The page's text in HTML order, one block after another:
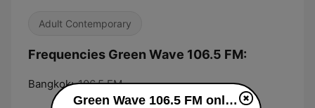
Adult Contemporary
Frequencies Green Wave 106.5 FM:
Bangkok: 106.5 FM
Green Wave 106.5 FM online